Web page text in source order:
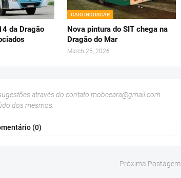
da Dragão
CAIO INDUSCAR
Nova pintura do SIT chega na
Dragão do Mar
March 25, 2026
através do contato mobceara@gmail.com.
dos mesmos.
(0)
Próxima Postagem